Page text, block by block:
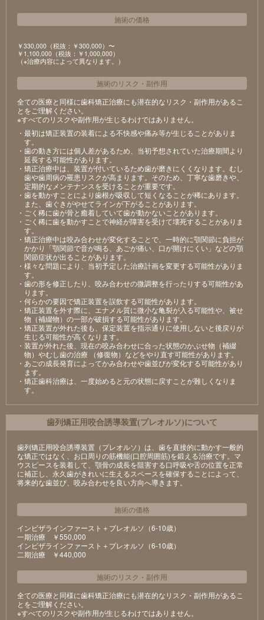
施術の価格
￥330,000（税抜：￥300,000）〜
￥1,100,000（税抜：￥1,000,000）
（※治療内容によって異なります。）
施術のリスク ・ 副作用
全ての医療と同様に歯科矯正治療にも潜在的なリスク・副作用があるこ
とをご理解ください。
※すべてのリスクや副作用が生じるわけではありません。
・最初は矯正装置の装着による不快感や痛み等が生じることがありま
す。
・歯の動き方には個人差があるため、当初予想されていた治療期間より
延長する可能性があります。
・矯正治療中は、装置が付いているため歯が磨きにくくなります。むし
歯や歯周病の罹患リスクが高まります。そのため、丁寧な歯磨きや、
定期的なメンテナンスを受けることが重要です。
・歯を動かすことにより歯根が吸収して短くなることが稀にあります。
また、歯ぐきがやせてラインが下がることがあります。
・ごく稀に歯が骨と癒着していて歯が動かないことがあります。
・ごく稀に歯を動かすことで神経が障害を受けて壊死することがありま
す。
・矯正治療中は咬み合わせが変化することで、一時的に顎関節に負担が
かかり「顎関節で音が鳴る、あごが痛い、口が開けにくい」などの顎
関節症状が出ることがあります。
・様々な問題により、当初予定した治療計画を変更する可能性がありま
す。
・歯の形を修正したり、咬み合わせの微調整を行ったりする可能性があ
ります。
・何らかの要因で矯正装置を誤飲する可能性があります。
・矯正装置を外す際に、エナメル質に微小な亀裂が入る可能性や、被せ
物（補綴物）の一部が破損する可能性があります。
・矯正装置が外れた後も、保定装置を指示通りに使用しないと後戻りが
生じる可能性が高くなります。
・装置が外れた後、現在の咬み合わせに合った状態のかぶせ物（補綴
物）やむし歯の治療 （修復物）などをやり直す可能性があります。
・あごの成長発育によってかみ合わせや歯並びが変化する可能性があり
ます。
・矯正歯科治療は、一度始めると元の状態に戻すことが難しくなりま
す。
⻭列矯正⽤咬合誘導装置(プレオルソ)について
歯列矯正用咬合誘導装置（プレオルソ）は、歯を直接的に動かす一般的
な矯正ではなく、お口周りの筋機能(口腔周囲筋)を鍛える治療です。マ
ウスピースを装着して、顎骨の成長を阻害する口呼吸や舌の位置を正常
に補正し、永久歯がきれいに生えるスペースを確保することによって、
将来的な歯並び、咬み合わせを良い方向へ導きます。
施術の価格
インビザラインファースト＋プレオルソ（6-10歳）
⼀期治療 ￥550,000
インビザラインファースト＋プレオルソ（6-10歳）
⼆期治療 ￥440,000
施術のリスク ・ 副作用
全ての医療と同様に歯科矯正治療にも潜在的なリスク・副作用があるこ
とをご理解ください。
※すべてのリスクや副作用が生じるわけではありません。